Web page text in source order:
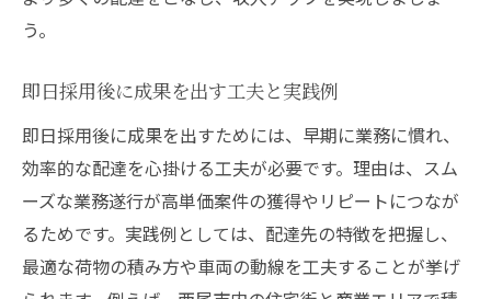
う。
即日採用後に成果を出す工夫と実践例
即日採用後に成果を出すためには、早期に業務に慣れ、
効率的な配達を心掛ける工夫が必要です。理由は、スム
ーズな業務遂行が高単価案件の獲得やリピートにつなが
るためです。実践例としては、配達先の特徴を把握し、
最適な荷物の積み方や車両の動線を工夫することが挙げ